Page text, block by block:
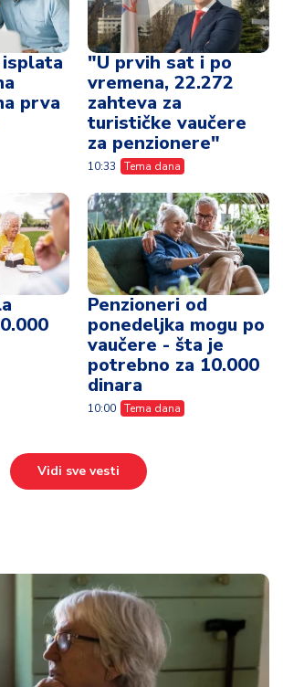
prva
"U prvih sat i po
vremena, 22.272
zahteva za
turističke vaučere
za penzionere"
10:33 Tema dana
Penzioneri od
ponedeljka mogu po
vaučere - šta je
potrebno za 10.000
dinara
10:00 Tema dana
Vidi sve vesti